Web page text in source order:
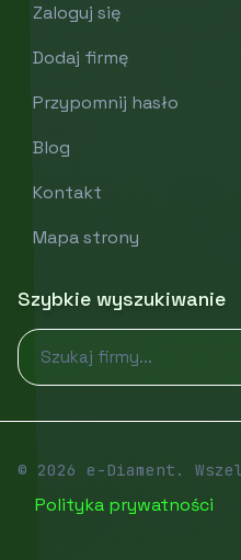
Zaloguj się
Dodaj firmę
Przypomnij hasło
Blog
Kontakt
Mapa strony
Szybkie wyszukiwanie
© 2026 e-Diament.
Polityka prywatności